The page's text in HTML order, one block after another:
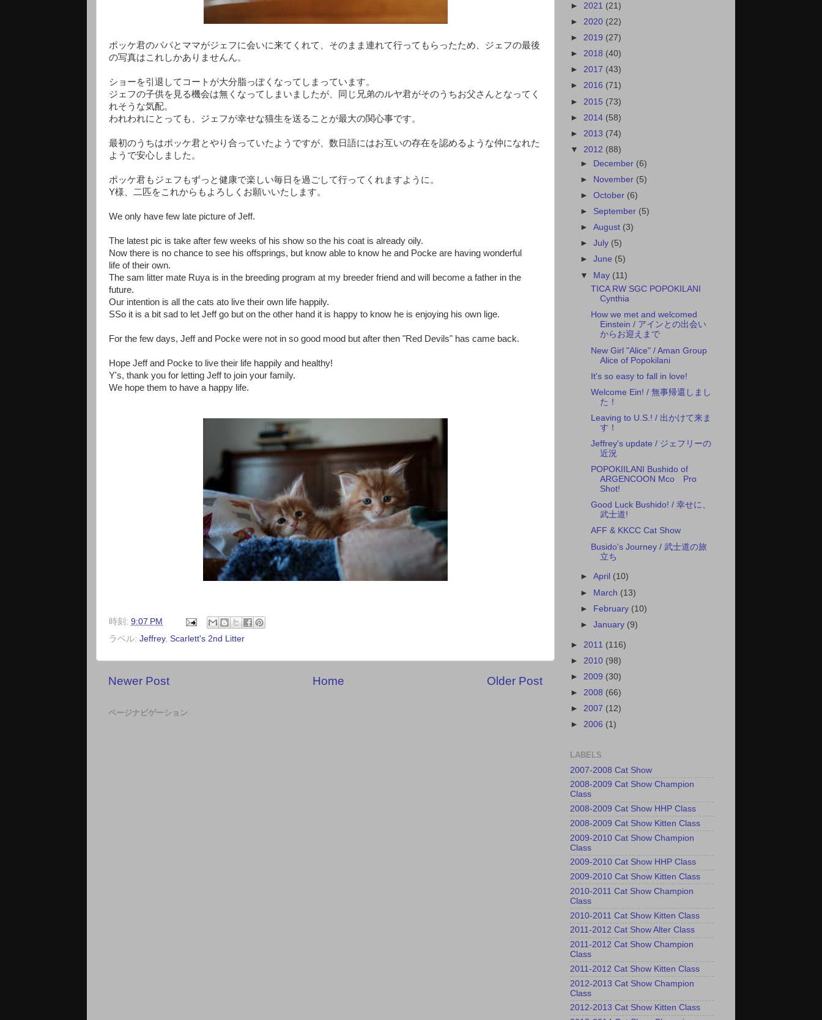
ポッケ君のパパとママがジェフに会いに来てくれて、そのまま連れて行ってもらったため、ジェフの最後
の写真はこれしかありませんん。
ショーを引退してコートが大分脂っぽくなってしまっています。
ジェフの子供を見る機会は無くなってしまいましたが、同じ兄弟のルヤ君がそのうちお父さんとなってく
れそうな気配。
われわれにとっても、ジェフが幸せな猫生を送ることが最大の関心事です。
最初のうちはポッケ君とやり合っていたようですが、数日語にはお互いの存在を認めるような仲になれた
ようで安心しました。
ポッケ君もジェフもずっと健康で楽しい毎日を過ごして行ってくれますように。
Y様、二匹をこれからもよろしくお願いいたします。
We only have few late picture of Jeff.
The latest pic is take after few weeks of his show so the his coat is already oily.
Now there is no chance to see his offsprings, but know able to know he and Pocke are having wonderful
life of their own.
The sam litter mate Ruya is in the breeding program at my breeder friend and will become a father in the
future.
Our intention is all the cats ato live their own life happily.
SSo it is a bit sad to let Jeff go but on the other hand it is happy to know he is enjoying his own lige.
For the few days, Jeff and Pocke were not in so good mood but after then "Red Devils" has came back.
Hope Jeff and Pocke to live their life happily and healthy!
Y's, thank you for letting Jeff to join your family.
We hope them to have a happy life.
時刻: 9:07 PM
ラベル: Jeffrey, Scarlett's 2nd Litter
Newer Post Older Post
Home
ページナビゲーション
► 2021 (21)
► 2020 (22)
► 2019 (27)
► 2018 (40)
► 2017 (43)
► 2016 (71)
► 2015 (73)
► 2014 (58)
► 2013 (74)
▼ 2012 (88)
► December (6)
►
November (5)
►October (6)
► September (5)
►August (3)
►July (5)
►June (5)
▼ May (11)
TICA RW SGC POPOKILANI
Cynthia
How we met and welcomed
Einstein / アインとの出会い
からお迎えまで
New Girl "Alice" / Aman Group
Alice of Popokilani
It's so easy to fall in love!
Welcome Ein! / 無事帰還しまし
た！
Leaving to U.S.! / 出かけて来ま
す！
Jeffrey's update / ジェフリーの
近況
POPOKIILANI Bushido of
ARGENCOON Mco Pro
Shot!
Good Luck Bushido! / 幸せに、
武士道!
AFF & KKCC Cat Show
Busido's Journey / 武士道の旅
立ち
►April (10)
► March (13)
► February (10)
►January (9)
► 2011 (116)
► 2010 (98)
► 2009 (30)
► 2008 (66)
► 2007 (12)
► 2006 (1)
LABELS
2007-2008 Cat Show
2008-2009 Cat Show Champion
Class
2008-2009 Cat Show HHP Class
2008-2009 Cat Show Kitten Class
2009-2010 Cat Show Champion
Class
2009-2010 Cat Show HHP Class
2009-2010 Cat Show Kitten Class
2010-2011 Cat Show Champion
Class
2010-2011 Cat Show Kitten Class
2011-2012 Cat Show Alter Class
2011-2012 Cat Show Champion
Class
2011-2012 Cat Show Kitten Class
2012-2013 Cat Show Champion
Class
2012-2013 Cat Show Kitten Class